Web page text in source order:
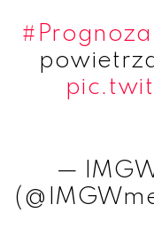
#Prognoza
—